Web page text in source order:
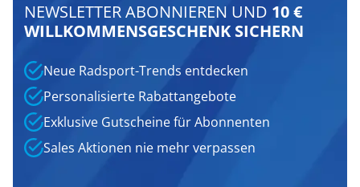
NEWSLETTER ABONNIEREN UND 10 €
WILLKOMMENSGESCHENK SICHERN
Neue Radsport-Trends entdecken
Personalisierte Rabattangebote
Exklusive Gutscheine für Abonnenten
Sales Aktionen nie mehr verpassen